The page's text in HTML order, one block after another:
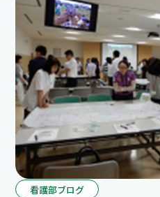
つけて頑張って下さいね！
看護部ブログ